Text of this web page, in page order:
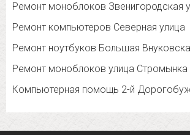
Ремонт моноблоков Звенигородская
Ремонт компьютеров Северная улица
Ремонт ноутбуков Большая
Ремонт моноблоков улица Стромынка
Компьютерная помощь 2-й